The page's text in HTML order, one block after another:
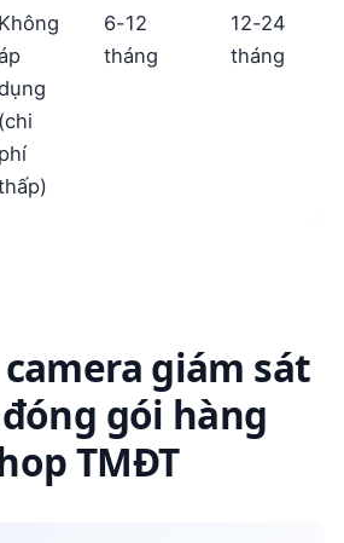
Không
(chi
phí
6-12
tháng
12-24
tháng
giám sát
gói hàng
TMĐT